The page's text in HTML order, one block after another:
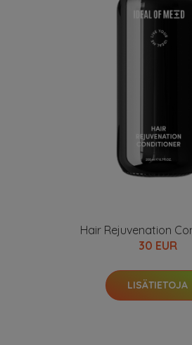
Hair Rejuvenation
30 EUR
LISÄTIETOJA